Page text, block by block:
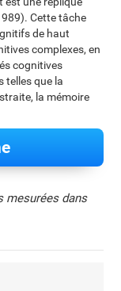
Cette tâche
de haut
complexes, en
cognitives
telles que la
la mémoire
mesurées dans